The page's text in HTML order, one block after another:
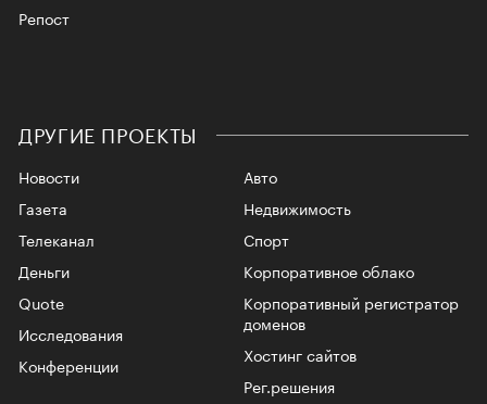
Репост
ДРУГИЕ ПРОЕКТЫ
Новости
Газета
Телеканал
Авто
Недвижимость
Спорт
Корпоративное облако
Корпоративный регистратор
доменов
Хостинг сайтов
Рег.решения
Деньги
Quote
Исследования
Конференции